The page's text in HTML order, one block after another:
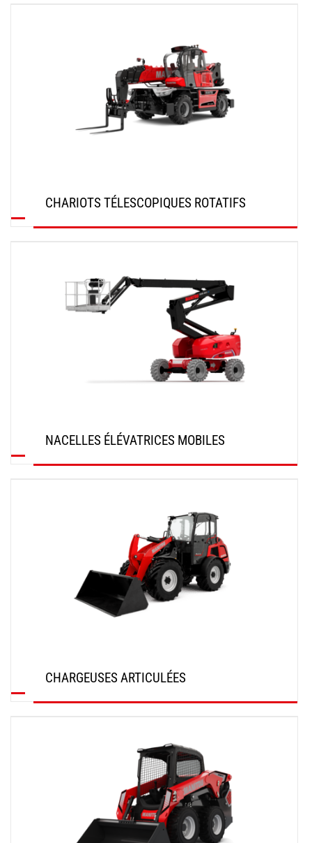
CHARIOTS TÉLESCOPIQUES ROTATIFS
NACELLES ÉLÉVATRICES MOBILES
CHARGEUSES ARTICULÉES